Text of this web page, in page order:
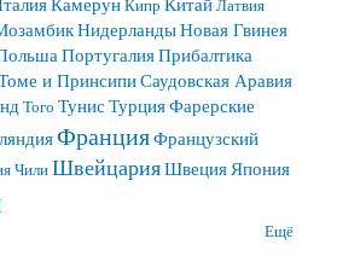
Кипр Латвия
НидерландыНовая Гвинея
ПортугалияПрибалтика
и ПринсипиСаудовская Аравия
Того Тунис ТурцияФарерские
ФранцияФранцузский
ЧилиШвейцарияШвеция Япония
Ещё